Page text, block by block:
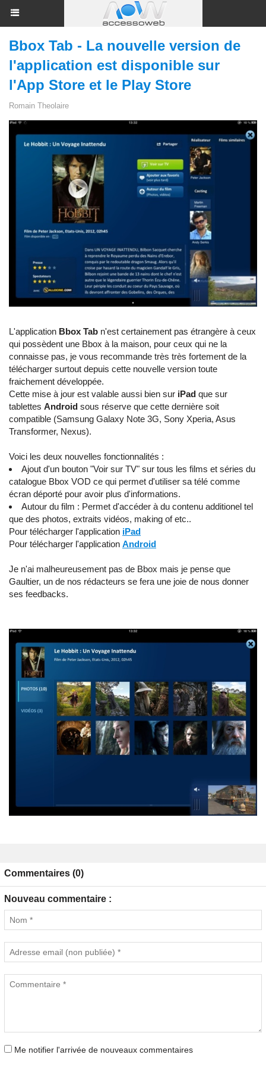
Bbox Tab - La nouvelle version de
l'application est disponible sur
l'App Store et le Play Store
Romain Theolaire
L'application Bbox Tab n'est certainement pas étrangère à ceux
qui possèdent une Bbox à la maison, pour ceux qui ne la
connaisse pas, je vous recommande très très fortement de la
télécharger surtout depuis cette nouvelle version toute
fraichement développée.
Cette mise à jour est valable aussi bien sur iPad que sur
tablettes Android sous réserve que cette dernière soit
compatible (Samsung Galaxy Note 3G, Sony Xperia, Asus
Transformer, Nexus).
Voici les deux nouvelles fonctionnalités :
Ajout d'un bouton "Voir sur TV" sur tous les films et séries du
catalogue Bbox VOD ce qui permet d'utiliser sa télé comme
écran déporté pour avoir plus d'informations.
Autour du film : Permet d'accéder à du contenu additionel tel
que des photos, extraits vidéos, making of etc..
Pour télécharger l'application iPad
Pour télécharger l'application Android
Je n'ai malheureusement pas de Bbox mais je pense que
Gaultier, un de nos rédacteurs se fera une joie de nous donner
ses feedbacks.
Commentaires (0)
Nouveau commentaire :
Me notifier l'arrivée de nouveaux commentaires